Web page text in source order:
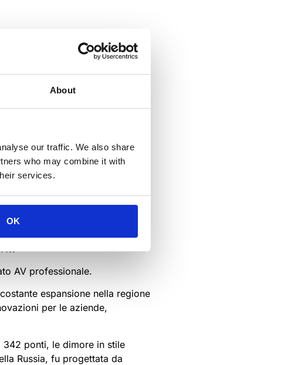
About
our traffic. We also share
who may combine it with
services.
OK
evento di un giorno che
la presentazione da parte di
un approfondimento interattivo.
presenteremo una serie di
e si occupa di un’ampia
AV professionale.
espansione nella regione
per le aziende,
342 ponti, le dimore in stile
Russia, fu progettata da